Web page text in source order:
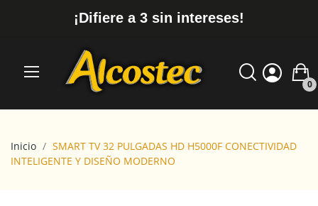
¡Difiere a 3 sin intereses!
0
Inicio
SMART TV 32 PULGADAS HD H5000F CONECTIVIDAD
INTELIGENTE Y DISEÑO MODERNO